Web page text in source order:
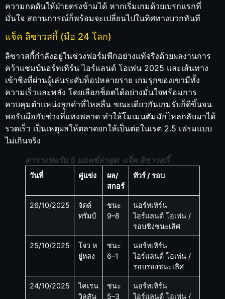
ความกดดันให้ฝ่ายตรงข้ามได้ หากเริ่มเกมด้วยเบรกแรกที่
มั่นใจ สถานการณ์ก็พร้อมจะเปลี่ยนไปในทิศทางบวกทันที
แจ็ค ลิซาวสกี้ (มือ 24 โลก)
ลิซาวสกี้กำลังอยู่ในช่วงฟอร์มพีกอย่างแท้จริงด้วยผลงานการ
คว้าแชมป์นอร์ทเทิร์น ไอร์แลนด์ โอเพ่น 2025 และเส้นทาง
เข้าชิงที่ผ่านผู้เล่นระดับท็อปหลายราย เกมรุกของเขามีทั้ง
ความเร็วและพลัง โดยเลือกช็อตได้อย่างมั่นใจพร้อมการ
ควบคุมตำแหน่งลูกดำที่ไหลลื่น ขณะเดียวกันเกมรับก็ดีขึ้นจน
พอรับมือกับช่วงที่แทงพลาด ทำให้โมเมนตัมมักไหลกลับมาได้
รวดเร็ว เป็นเหตุผลให้ตลาดยกให้เป็นต่อในเรต 2.5 เฟรมแบบ
ไม่เกินจริง
ตารางฟอร์ม 5 แมตช์ล่าสุด: แจ็ค ลิซาวสกี้
วันที่ คู่แข่ง
ผล/
สกอร์
ทัวร์ / รอบ
26/10/2025
จัดด์
ทรัมป์
ชนะ
9–8
นอร์ทเทิร์น
ไอร์แลนด์ โอเพ่น /
รอบชิงชนะเลิศ
25/10/2025
โจว ห
ยู่หลง
ชนะ
6–1
นอร์ทเทิร์น
ไอร์แลนด์ โอเพ่น /
รอบรองชนะเลิศ
24/10/2025
ไคเรน
วิลสัน
ชนะ
5–3
นอร์ทเทิร์น
ไอร์แลนด์ โอเพ่น /